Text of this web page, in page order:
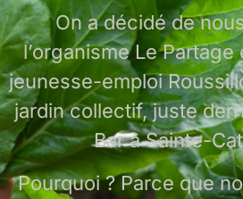
On a décidé de
l’organisme Le
jeunesse-emploi
jardin collectif, juste
Bar à Sainte-
Pourquoi ? Parce que